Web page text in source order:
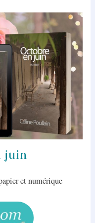
juin
et numérique